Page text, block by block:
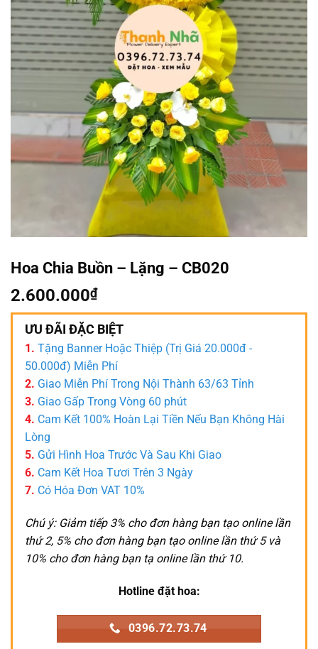
Hoa Chia Buồn – Lặng – CB020
2.600.000₫
ƯU ĐÃI ĐẶC BIỆT
1. Tặng Banner Hoặc Thiệp (Trị Giá 20.000đ -
50.000đ) Miễn Phí
2. Giao Miễn Phí Trong Nội Thành 63/63 Tỉnh
3. Giao Gấp Trong Vòng 60 phút
4. Cam Kết 100% Hoàn Lại Tiền Nếu Bạn Không Hài
Lòng
5. Gửi Hình Hoa Trước Và Sau Khi Giao
6. Cam Kết Hoa Tươi Trên 3 Ngày
7. Có Hóa Đơn VAT 10%
Chú ý: Giảm tiếp 3% cho đơn hàng bạn tạo online lần
thứ 2, 5% cho đơn hàng bạn tạo online lần thứ 5 và
10% cho đơn hàng bạn tạ online lần thứ 10.
Hotline đặt hoa:
0396.72.73.74